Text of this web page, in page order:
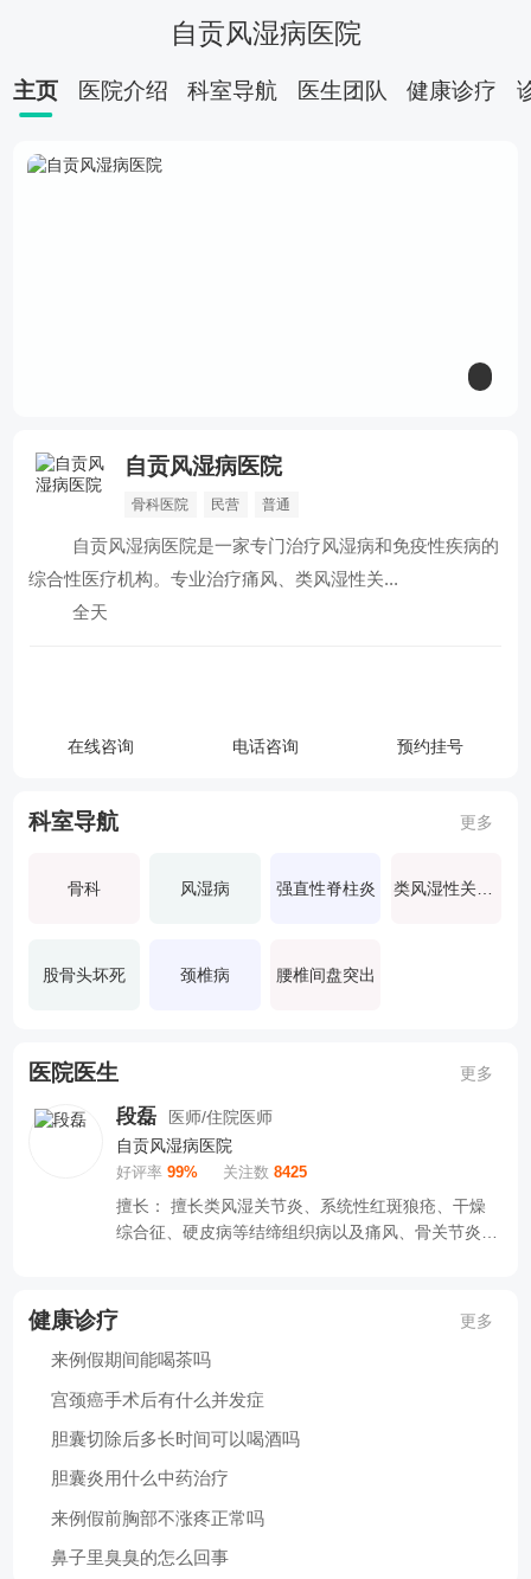
自贡风湿病医院
主页 医院介绍 科室导航 医生团队 健康诊疗
骨科
查看全部科室
导航地址：
联系电话：
自贡风湿病医院
骨科医院 民营 普通
自贡风湿病医院是一家专门治疗风湿病和免疫性疾病的
综合性医疗机构。专业治疗痛风、类风湿性关...
全天
在线咨询 电话咨询 预约挂号
科室导航 更多
骨科 风湿病 强直性脊柱炎
股骨头坏死 颈椎病 腰椎间盘突出
医院医生 更多
段磊
医师/住院医师
自贡风湿病医院
好评率99% 关注数 8425
擅长： 擅长类风湿关节炎、系统性红斑狼疮、干燥
综合征、硬皮病等结缔组织病以及痛风、骨关节炎、
健康诊疗 更多
来例假期间能喝茶吗
宫颈癌手术后有什么并发症
胆囊切除后多长时间可以喝酒吗
胆囊炎用什么中药治疗
来例假前胸部不涨疼正常吗
鼻子里臭臭的怎么回事